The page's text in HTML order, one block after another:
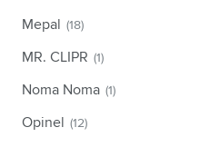
Outdoor & Vrije tijd
Gereedschap & Onderweg
Mepal (18)
MR. CLIPR (1)
Noma Noma (1)
Opinel (12)